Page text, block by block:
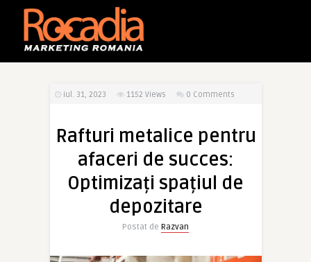
iul. 31, 2023 1152 Views 0 Comments
Rafturi metalice pentru
afaceri de succes:
Optimizați spațiul de
depozitare
Postat de Razvan